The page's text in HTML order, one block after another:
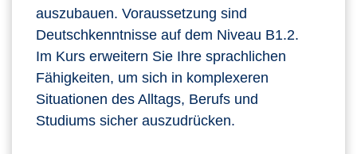
auszubauen. Voraussetzung sind
Deutschkenntnisse auf dem Niveau B1.2.
Im Kurs erweitern Sie Ihre sprachlichen
Fähigkeiten, um sich in komplexeren
Situationen des Alltags, Berufs und
Studiums sicher auszudrücken.